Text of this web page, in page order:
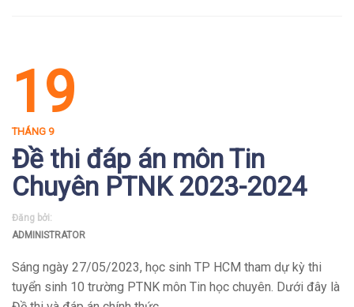
19
THÁNG 9
Đề thi đáp án môn Tin
Chuyên PTNK 2023-2024
Đăng bởi:
ADMINISTRATOR
Sáng ngày 27/05/2023, học sinh TP HCM tham dự kỳ thi
tuyển sinh 10 trường PTNK môn Tin học chuyên. Dưới đây là